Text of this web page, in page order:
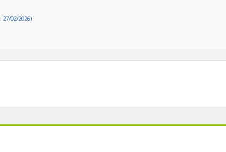
02/2026)